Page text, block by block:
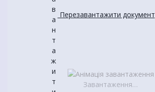
Завантаження…
Перезавантажити документ